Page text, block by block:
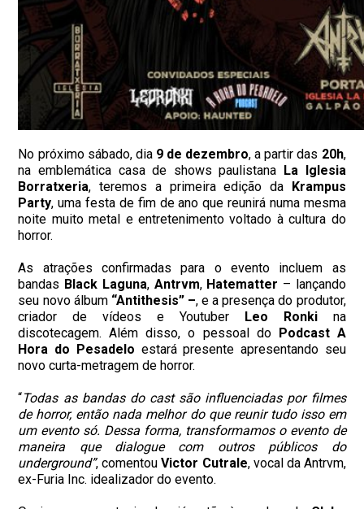
No próximo sábado, dia 9 de dezembro, a partir das 20h,
na emblemática casa de shows paulistana La Iglesia
Borratxeria, teremos a primeira edição da Krampus
Party, uma festa de fim de ano que reunirá numa mesma
noite muito metal e entretenimento voltado à cultura do
horror.
As atrações confirmadas para o evento incluem as
bandas Black Laguna, Antrvm, Hatematter – lançando
seu novo álbum “Antithesis” –, e a presença do produtor,
criador de vídeos e Youtuber Leo Ronkina
discotecagem. Além disso, o pessoal do Podcast A
Hora do Pesadelo estará presente apresentando seu
novo curta-metragem de horror.
“Todas as bandas do cast são influenciadas por filmes
de horror, então nada melhor do que reunir tudo isso em
um evento só. Dessa forma, transformamos o evento de
maneira que dialogue com outros públicos do
underground”, comentouVictor Cutrale, vocal da Antrvm,
ex-Furia Inc. idealizador do evento.